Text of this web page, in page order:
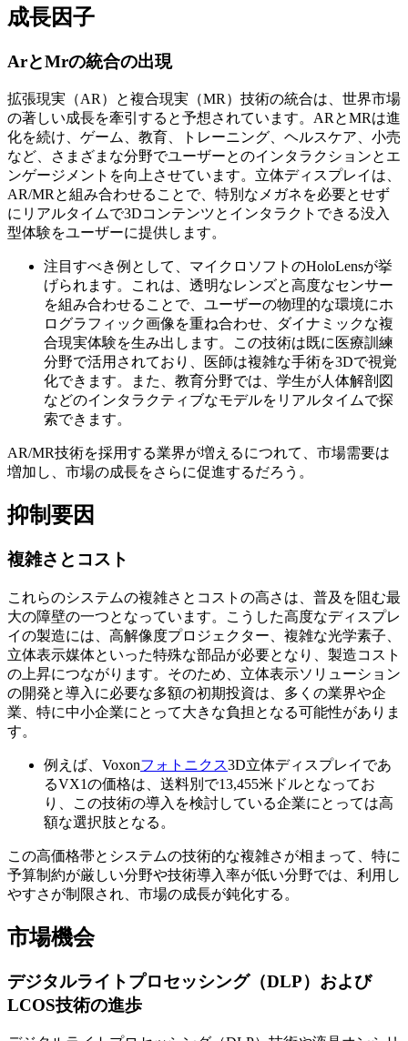
成長因子
ArとMrの統合の出現
拡張現実（AR）と複合現実（MR）技術の統合は、世界市場
の著しい成長を牽引すると予想されています。ARとMRは進
化を続け、ゲーム、教育、トレーニング、ヘルスケア、小売
など、さまざまな分野でユーザーとのインタラクションとエ
ンゲージメントを向上させています。立体ディスプレイは、
AR/MRと組み合わせることで、特別なメガネを必要とせず
にリアルタイムで3Dコンテンツとインタラクトできる没入
型体験をユーザーに提供します。
注目すべき例として、マイクロソフトのHoloLensが挙
げられます。これは、透明なレンズと高度なセンサー
を組み合わせることで、ユーザーの物理的な環境にホ
ログラフィック画像を重ね合わせ、ダイナミックな複
合現実体験を生み出します。この技術は既に医療訓練
分野で活用されており、医師は複雑な手術を3Dで視覚
化できます。また、教育分野では、学生が人体解剖図
などのインタラクティブなモデルをリアルタイムで探
索できます。
AR/MR技術を採用する業界が増えるにつれて、市場需要は
増加し、市場の成長をさらに促進するだろう。
抑制要因
複雑さとコスト
これらのシステムの複雑さとコストの高さは、普及を阻む最
大の障壁の一つとなっています。こうした高度なディスプレ
イの製造には、高解像度プロジェクター、複雑な光学素子、
立体表示媒体といった特殊な部品が必要となり、製造コスト
の上昇につながります。そのため、立体表示ソリューション
の開発と導入に必要な多額の初期投資は、多くの業界や企
業、特に中小企業にとって大きな負担となる可能性がありま
す。
例えば、Voxonフォトニクス3D立体ディスプレイであ
るVX1の価格は、送料別で13,455米ドルとなってお
り、この技術の導入を検討している企業にとっては高
額な選択肢となる。
この高価格帯とシステムの技術的な複雑さが相まって、特に
予算制約が厳しい分野や技術導入率が低い分野では、利用し
やすさが制限され、市場の成長が鈍化する。
市場機会
デジタルライトプロセッシング（DLP）および
LCOS技術の進歩